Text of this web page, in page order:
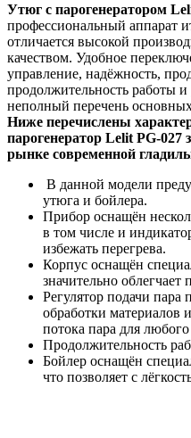
Утюг с парогенератором
профессиональный аппарат
отличается высокой
качеством. Удобное
управление, надёжность,
продолжительность работы
неполный перечень
Ниже перечислены
парогенератор Lelit PG-027
рынке современной
В данной модели
утюга и бойлера.
Прибор оснащён
в том числе и
избежать перегрева.
Корпус оснащён
значительно облегчает
Регулятор подачи пара
обработки материалов
потока пара для
Продолжительность
Бойлер оснащён
что позволяет с